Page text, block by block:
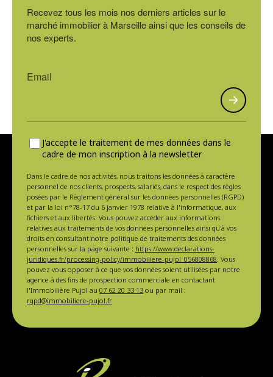
Recevez tous les mois nos derniers articles sur le
marché immobilier à Marseille ainsi que les conseils de
nos experts.
J'accepte le traitement de mes données dans le
cadre de mon inscription à la newsletter
Dans le cadre de nos activités, nous traitons les données à caractère
personnel de nos clients, prospects, salariés, dans le respect des règles
posées par le Règlement général sur les données personnelles (RGPD)
et par la loi n°78-17 du 6 janvier 1978 relative à l'informatique, aux
fichiers et aux libertés. Vous pouvez accéder aux informations
relatives aux traitements de vos données personnelles ainsi qu'à vos
droits en consultant notre politique de traitements des données
personnelles sur la page suivante : https://www.declarations-
juridiques.fr/processing-policy/immobiliere-pujol_056808868. Vous
pouvez vous opposer à ce que vos données soient utilisées par notre
agence à des fins de prospection commerciale en contactant
l'Immobilière Pujol au 07 62 20 33 13 ou par mail :
rgpd@immobiliere-pujol.fr